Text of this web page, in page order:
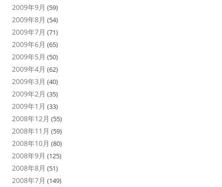
2009年9月 (59)
2009年8月 (54)
2009年7月 (71)
2009年6月 (65)
2009年5月 (50)
2009年4月 (62)
2009年3月 (40)
2009年2月 (35)
2009年1月 (33)
2008年12月 (55)
2008年11月 (59)
2008年10月 (80)
2008年9月 (125)
2008年8月 (51)
2008年7月 (149)